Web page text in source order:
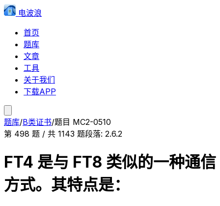
电波浪
首页
题库
文章
工具
关于我们
下载APP
题库/B类证书/题目 MC2-0510
第 498 题 / 共 1143 题段落: 2.6.2
FT4 是与 FT8 类似的一种通信
方式。其特点是：